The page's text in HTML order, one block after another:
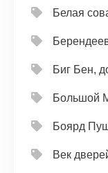
Белая
Биг Бен,
Большой
Боярд
Век